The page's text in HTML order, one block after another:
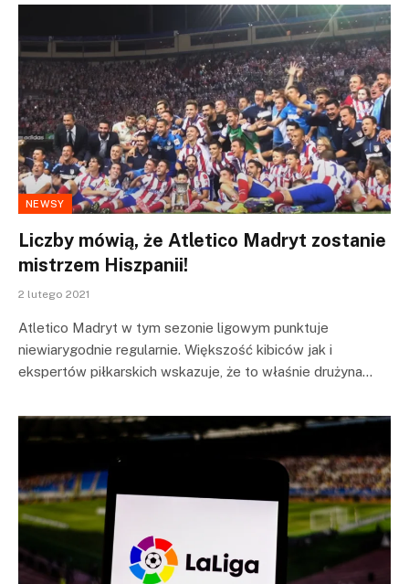
NEWSY
Liczby mówią, że Atletico Madryt zostanie
mistrzem Hiszpanii!
2 lutego 2021
Atletico Madryt w tym sezonie ligowym punktuje
niewiarygodnie regularnie. Większość kibiców jak i
ekspertów piłkarskich wskazuje, że to właśnie drużyna…